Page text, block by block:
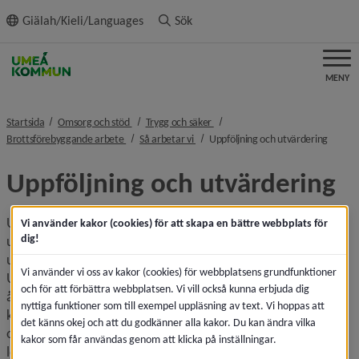
innehållet
Giälah/Kieli/Languages Sök
MENY
Startsida Omsorg och stöd nivå i brödsmulenavigeringen
Trygg och säker nivå i brödsmulenavigeringen
Brottsförebyggande arbete nivå i brödsmulenavigeringen
Så arbetar vi nivå i brödsmulenavigeringen
Uppföljning och utvärderingnivå i
Uppföljning och utvärdering
Umebrå använder uppföljning som en metod för att bygga
upp en kunskapsbas om effektiviteten av och informerar
utvecklingsarbetet i det lokala brottsförebyggande arbetet.
Uppföljningen utgår från Brås metod för uppföljning och
återkoppling2 vilket beskriver hur kommunpolisen och den
kommunala samordnaren ansvarar för att dokumentera
och sammanställa arbetet, medan chefen för
lokalpolisområdet och cheferna inom kommunen ansvarar
Vi använder kakor (cookies) för att skapa en bättre webbplats för
dig!
Vi använder vi oss av kakor (cookies) för webbplatsens grundfunktioner
och för att förbättra webbplatsen. Vi vill också kunna erbjuda dig
nyttiga funktioner som till exempel uppläsning av text. Vi hoppas att
det känns okej och att du godkänner alla kakor. Du kan ändra vilka
kakor som får användas genom att klicka på inställningar.